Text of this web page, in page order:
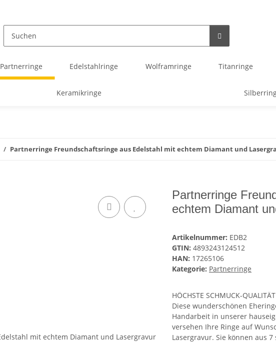
Partnerringe Edelstahlringe Wolframringe Titanringe
Keramikringe
Partnerringe Freundschaftsringe aus Edelstahl mit echtem Diamant und
Partnerringe
echtem Diamant
Artikelnummer: EDB2
GTIN: 4893243124512
HAN: 17265106
Kategorie: Partnerringe
HÖCHSTE SCHMUCK-
Diese wunderschönen
Handarbeit in unserer
versehen Ihre Ringe auf
Lasergravur. Sie können aus